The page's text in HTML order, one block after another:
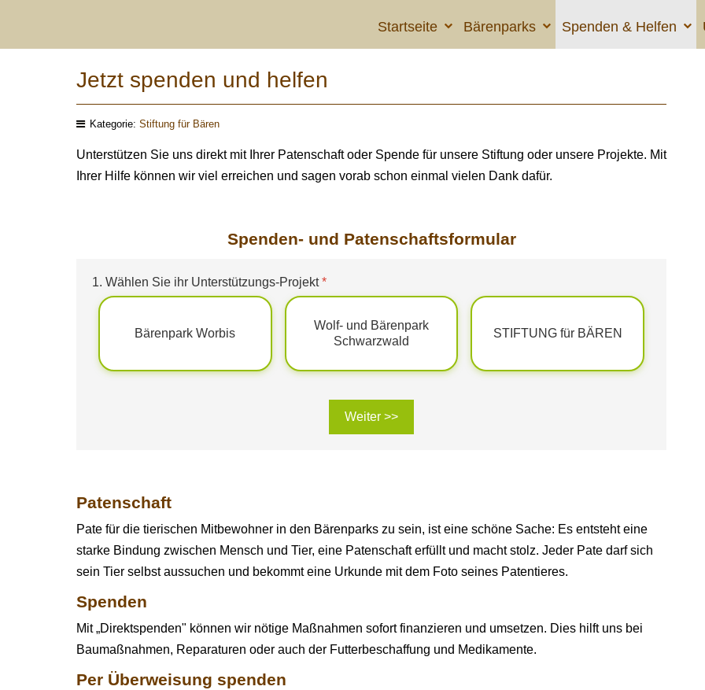
Startseite Bärenparks Spenden & Helfen
Jetzt spenden und helfen
Kategorie: Stiftung für Bären
Unterstützen Sie uns direkt mit Ihrer Patenschaft oder Spende für unsere Stiftung oder unsere Projekte. Mit
Ihrer Hilfe können wir viel erreichen und sagen vorab schon einmal vielen Dank dafür.
Spenden- und Patenschaftsformular
1. Wählen Sie ihr Unterstützungs-Projekt*
Bärenpark Worbis
Wolf- und Bärenpark
Schwarzwald
STIFTUNG für BÄREN
Weiter >>
Patenschaft
Pate für die tierischen Mitbewohner in den Bärenparks zu sein, ist eine schöne Sache: Es entsteht eine
starke Bindung zwischen Mensch und Tier, eine Patenschaft erfüllt und macht stolz. Jeder Pate darf sich
sein Tier selbst aussuchen und bekommt eine Urkunde mit dem Foto seines Patentieres.
Spenden
Mit „Direktspenden" können wir nötige Maßnahmen sofort finanzieren und umsetzen. Dies hilft uns bei
Baumaßnahmen, Reparaturen oder auch der Futterbeschaffung und Medikamente.
Per Überweisung spenden